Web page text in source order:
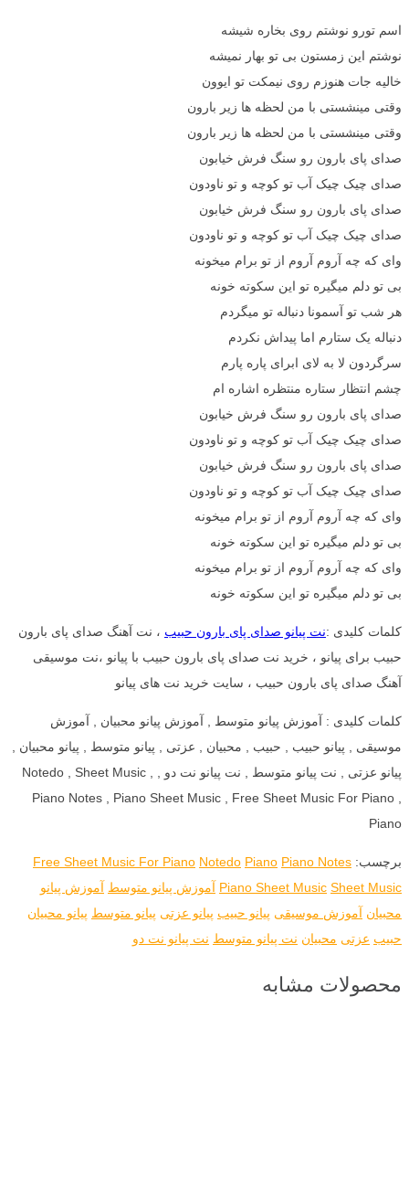
اسم تورو نوشتم روی بخاره شیشه
نوشتم این زمستون بی تو بهار نمیشه
خالیه جات هنوزم روی نیمکت تو ایوون
وقتی مینشستی با من لحظه ها زیر بارون
وقتی مینشستی با من لحظه ها زیر بارون
صدای پای بارون رو سنگ فرش خیابون
صدای چیک چیک آب تو کوچه و تو ناودون
صدای پای بارون رو سنگ فرش خیابون
صدای چیک چیک آب تو کوچه و تو ناودون
وای که چه آروم آروم از تو برام میخونه
بی تو دلم میگیره تو این سکوته خونه
هر شب تو آسمونا دنباله تو میگردم
دنباله یک ستارم اما پیداش نکردم
سرگردون لا به لای ابرای پاره پارم
چشم انتظار ستاره منتظره اشاره ام
صدای پای بارون رو سنگ فرش خیابون
صدای چیک چیک آب تو کوچه و تو ناودون
صدای پای بارون رو سنگ فرش خیابون
صدای چیک چیک آب تو کوچه و تو ناودون
وای که چه آروم آروم از تو برام میخونه
بی تو دلم میگیره تو این سکوته خونه
وای که چه آروم آروم از تو برام میخونه
بی تو دلم میگیره تو این سکوته خونه
کلمات کلیدی :نت پیانو صدای پای بارون حبیب ، نت آهنگ صدای پای بارون
حبیب برای پیانو ، خرید نت صدای پای بارون حبیب با پیانو ،نت موسیقی
آهنگ صدای پای بارون حبیب ، سایت خرید نت های پیانو
کلمات کلیدی : آموزش پیانو متوسط , آموزش پیانو محبیان , آموزش
موسیقی , پیانو حبیب , حبیب , محبیان , عزتی , پیانو متوسط , پیانو محبیان ,
پیانو عزتی , نت پیانو متوسط , نت پیانو نت دو , Notedo , Sheet Music ,
Piano Notes , Piano Sheet Music , Free Sheet Music For Piano ,
Piano
برچسب: Free Sheet Music For Piano Notedo Piano Piano Notes
Piano Sheet Music Sheet Music آموزش پیانو متوسط آموزش پیانو
محبیان آموزش موسیقی پیانو حبیب پیانو عزتی پیانو متوسط پیانو محبیان
حبیب عزتی محبیان نت پیانو متوسط نت پیانو نت دو
محصولات مشابه